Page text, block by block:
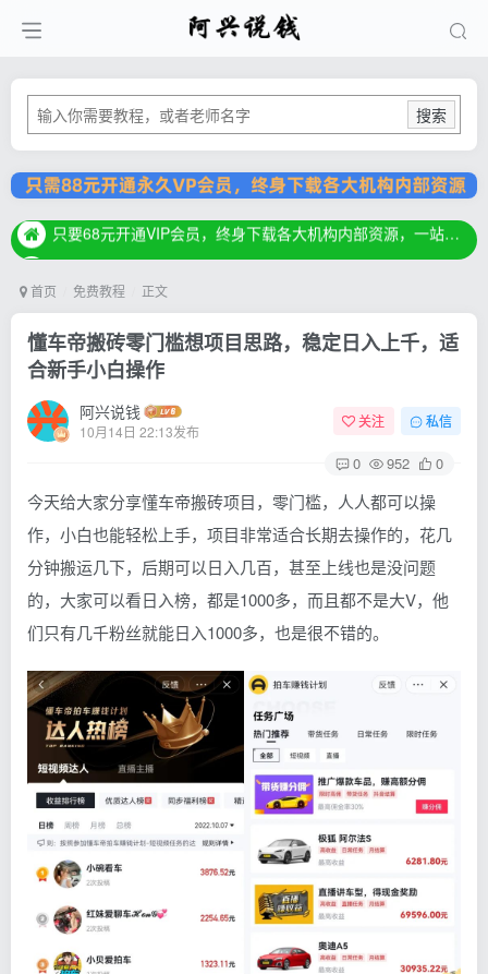
搜索
只要68元开通VIP会员，终身下载各大机构内部资源，一站式草根创业基地，最新最强网赚教程大全，小投入，大回报！
只要68元开通VIP会员，终身下载各大机构内部资源，一站式草根创业基地，最新最强网赚教程大全，小投入，大回报！
首页 免费教程 正文
懂车帝搬砖零门槛想项目思路，稳定日入上千，适
合新手小白操作
阿兴说钱
10月14日 22:13发布
关注 私信
0 952 0
今天给大家分享懂车帝搬砖项目，零门槛，人人都可以操
作，小白也能轻松上手，项目非常适合长期去操作的，花几
分钟搬运几下，后期可以日入几百，甚至上线也是没问题
的，大家可以看日入榜，都是1000多，而且都不是大V，他
们只有几千粉丝就能日入1000多，也是很不错的。